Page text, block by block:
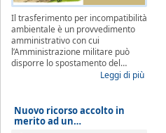
Il trasferimento per incompatibilità
ambientale è un provvedimento
amministrativo con cui
l’Amministrazione militare può
disporre lo spostamento del…
Leggi di più
Nuovo ricorso accolto in
merito ad un…